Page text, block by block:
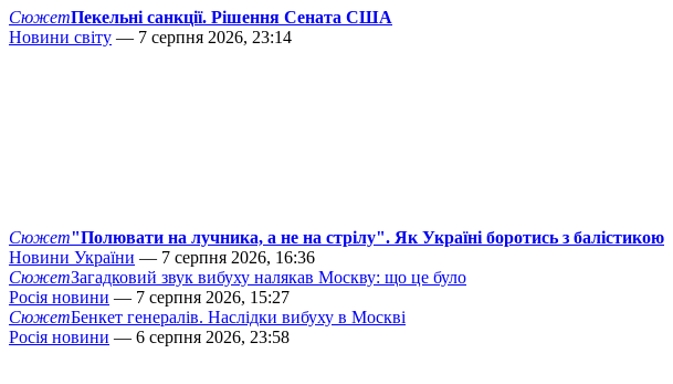
СюжетПекельні санкції. Рішення Сената США
Новини світу — 7 серпня 2026, 23:14
Сюжет"Полювати на лучника, а не на стрілу". Як Україні боротись з балістикою
Новини України — 7 серпня 2026, 16:36
СюжетЗагадковий звук вибуху налякав Москву: що це було
Росія новини — 7 серпня 2026, 15:27
СюжетБенкет генералів. Наслідки вибуху в Москві
Росія новини — 6 серпня 2026, 23:58